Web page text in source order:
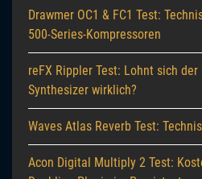
Drawmer OC1 & FC1 Test:
500-Series-Kompressoren
reFX Rippler Test: Lohnt sich
Synthesizer wirklich?
Waves Atlas Reverb Test:
Acon Digital Multiply 2 Test: